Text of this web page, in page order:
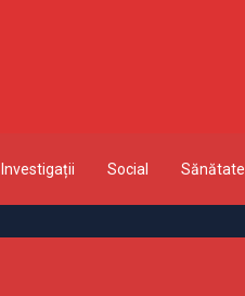
Investigații Social Sănătate